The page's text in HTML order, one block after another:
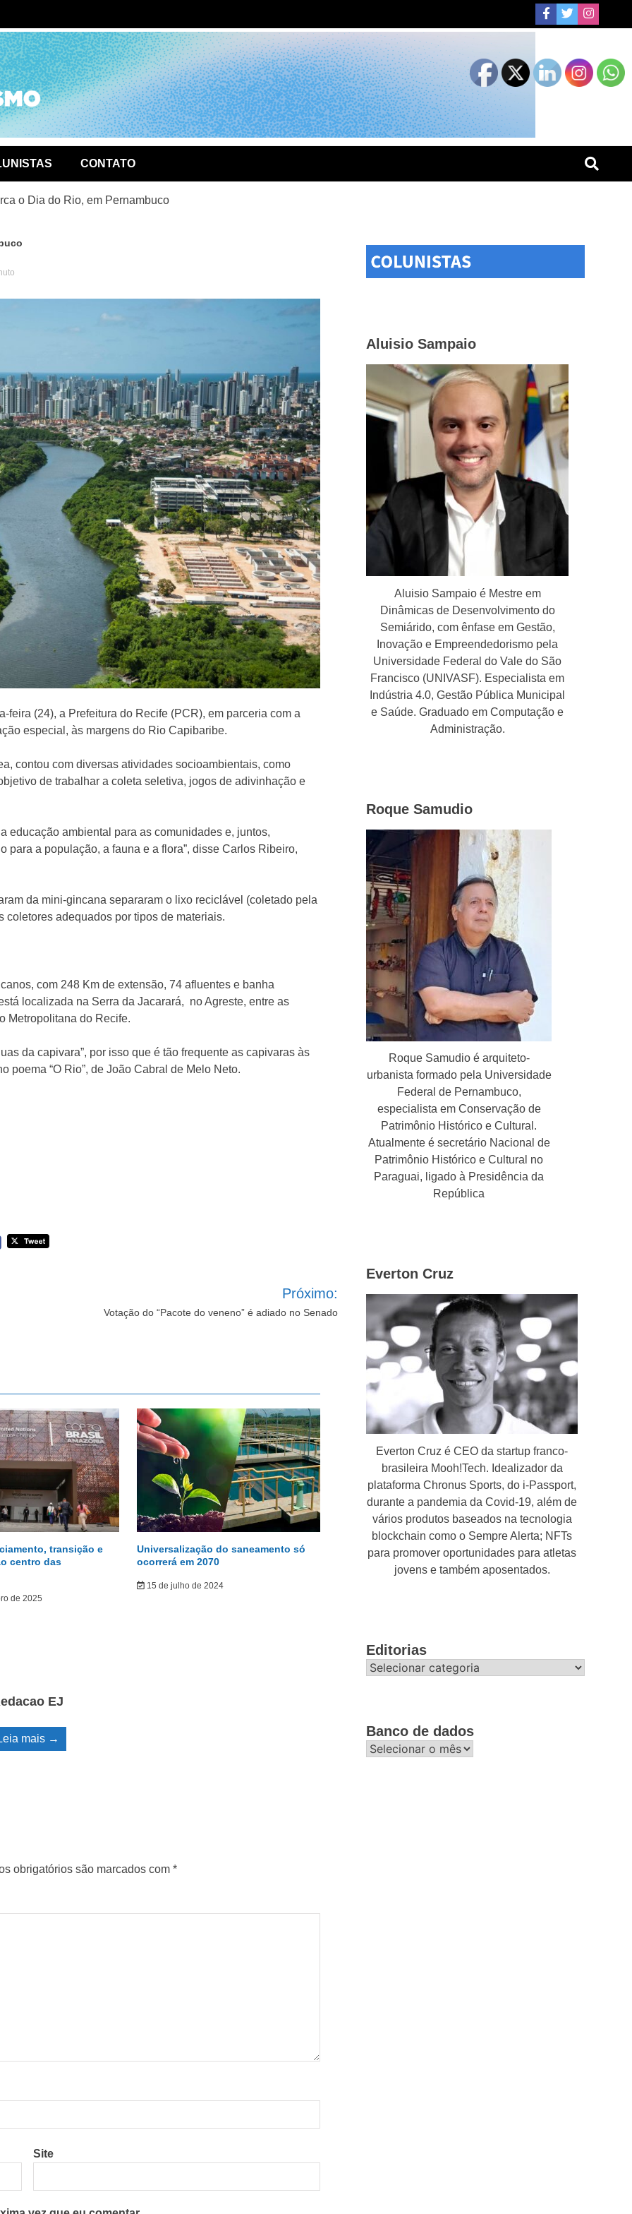
de
CONTATO
o Dia do Rio, em Pernambuco
(24), a Prefeitura do Recife (PCR), em parceria com a
especial, às margens do Rio Capibaribe.
contou com diversas atividades socioambientais, como
de trabalhar a coleta seletiva, jogos de adivinhação e
educação ambiental para as comunidades e, juntos,
para a população, a fauna e a flora”, disse Carlos Ribeiro,
da mini-gincana separaram o lixo reciclável (coletado pela
adequados por tipos de materiais.
com 248 Km de extensão, 74 afluentes e banha
localizada na Serra da Jacarará, no Agreste, entre as
Metropolitana do Recife.
da capivara”, por isso que é tão frequente as capivaras às
poema “O Rio”, de João Cabral de Melo Neto.
Próximo:
Votação do “Pacote do veneno” é adiado no Senado
transição e
centro das
de 2025
Universalização do saneamento só
ocorrerá em 2070
15 de julho de 2024
EJ
mais →
obrigatórios são marcados com *
Site
Aluisio Sampaio
Aluisio Sampaio é Mestre em
Dinâmicas de Desenvolvimento do
Semiárido, com ênfase em Gestão,
Inovação e Empreendedorismo pela
Universidade Federal do Vale do São
Francisco (UNIVASF). Especialista em
Indústria 4.0, Gestão Pública Municipal
e Saúde. Graduado em Computação e
Administração.
Roque Samudio
Roque Samudio é arquiteto-
urbanista formado pela Universidade
Federal de Pernambuco,
especialista em Conservação de
Patrimônio Histórico e Cultural.
Atualmente é secretário Nacional de
Patrimônio Histórico e Cultural no
Paraguai, ligado à Presidência da
República
Everton Cruz
Everton Cruz é CEO da startup franco-
brasileira Mooh!Tech. Idealizador da
plataforma Chronus Sports, do i-Passport,
durante a pandemia da Covid-19, além de
vários produtos baseados na tecnologia
blockchain como o Sempre Alerta; NFTs
para promover oportunidades para atletas
jovens e também aposentados.
Editorias
Editorias
Banco de dados
Banco